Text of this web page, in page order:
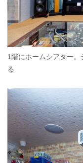
1階にホームシアター
る